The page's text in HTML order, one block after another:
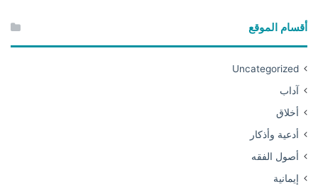
أقسام الموقع
Uncategorized
آداب
أخلاق
أدعية وأذكار
أصول الفقه
إيمانية